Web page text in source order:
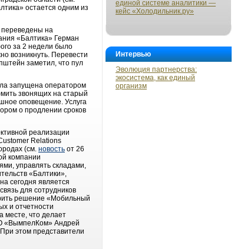
единой системе аналитики —
кейс «Холодильник.ру»
Интервью
Эволюция партнерства:
экосистема, как единый
организм
остается одним из
переведены на
«Балтика» Герман
за 2 недели было
возникнуть. Перевести
заметил, что пул
запущена оператором
звонящих на старый
оповещение. Услуга
о продлении сроков
реализации
Relations
(см. новость от 26
компании
управлять складами,
«Балтики»,
сегодня является
для сотрудников
решение «Мобильный
и отчетности
месте, что делает
«ВымпелКом» Андрей
этом представители